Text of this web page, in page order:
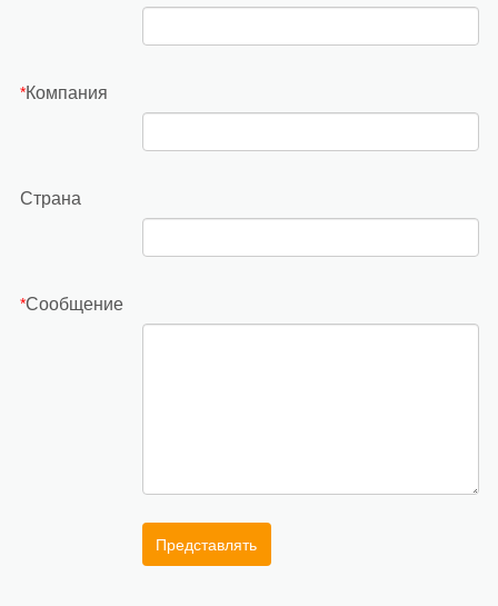
*Компания
Страна
*Сообщение
Представлять